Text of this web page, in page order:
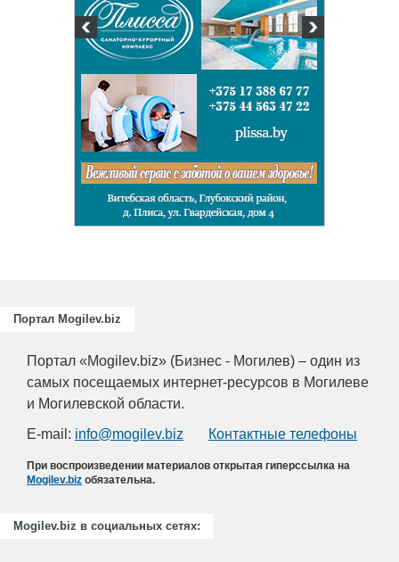
Портал Mogilev.biz
Портал «Mogilev.biz» (Бизнес - Могилев) – один из
самых посещаемых интернет-ресурсов в Могилеве
и Могилевской области.
E-mail: info@mogilev.biz Контактные телефоны
При воспроизведении материалов открытая гиперссылка на
Mogilev.biz обязательна.
Mogilev.biz в социальных сетях: